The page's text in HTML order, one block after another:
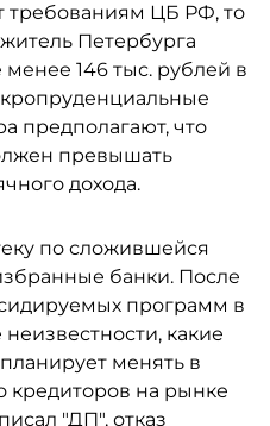
требованиям ЦБ РФ, то
Петербурга
146 тыс. рублей в
предполагают, что
превышать
дохода.
по сложившейся
банки. После
программ в
какие
менять в
кредиторов на рынке
"ДП", отказ